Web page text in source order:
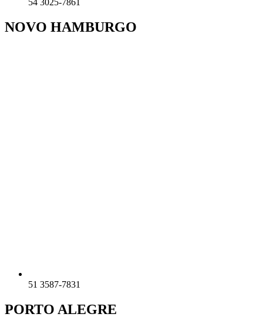
54 3025-7861
NOVO HAMBURGO
51 3587-7831
PORTO ALEGRE